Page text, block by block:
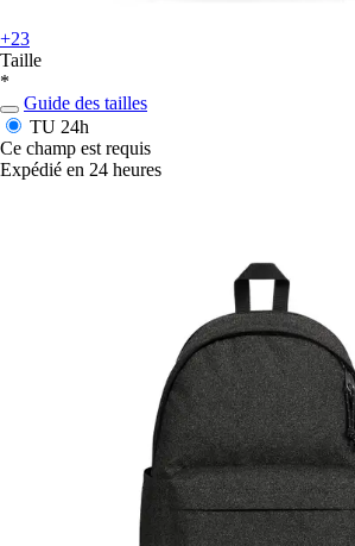
+23
Taille
*
Guide des tailles
TU 24h
Ce champ est requis
Expédié en 24 heures